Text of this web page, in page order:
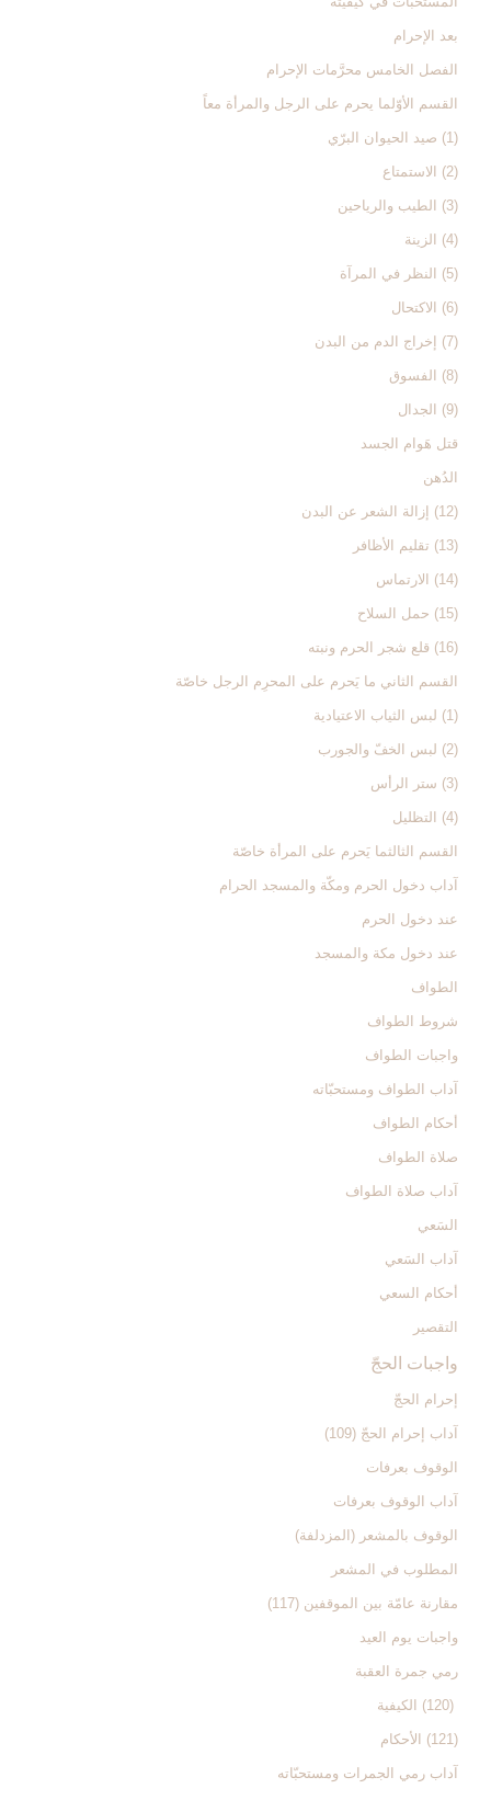
بعد الإحرام‏
الفصل الخامس‏ محرَّمات الإحرام‏
القسم الأوّل‏ما يحرم على الرجل والمرأة معاً
(1) صيد الحيوان البرّي‏
(2) الاستمتاع‏
(3) الطيب والرياحين‏
(4) الزينة
(5) النظر في المرآة
(6) الاكتحال‏
(7) إخراج الدم من البدن‏
(8) الفسوق‏
(9) الجدال‏
قتل هَوام الجسد
الدُهن‏
(12) إزالة الشعر عن البدن‏
(13) تقليم الأظافر
(14) الارتماس‏
(15) حمل السلاح‏
(16) قلع شجر الحرم ونبته‏
القسم الثاني ‏ما يَحرم على المحرِم الرجل خاصّة
(1) لبس الثياب الاعتيادية
(2) لبس الخفّ والجورب‏
(3) ستر الرأس‏
(4) التظليل‏
القسم الثالث‏ما يَحرم على المرأة خاصّة
آداب دخول الحرم ومكّة والمسجد الحرام‏
عند دخول الحرم‏
عند دخول مكة والمسجد
الطواف‏
شروط الطواف‏
واجبات الطواف‏
آداب الطواف ومستحبّاته‏
أحكام الطواف‏
صلاة الطواف‏
آداب صلاة الطواف‏
السَعي‏
آداب السَعي‏
أحكام السعي‏
التقصير
واجبات الحجّ‏
إحرام الحجّ‏
آداب إحرام الحجّ (109)
الوقوف بعرفات‏
آداب الوقوف بعرفات‏
الوقوف بالمشعر (المزدلفة)
المطلوب في المشعر
مقارنة عامّة بين الموقفين (117)
واجبات يوم العيد
رمي جمرة العقبة
(120) الكيفية
(121) الأحكام
آداب رمي الجمرات ومستحبّاته‏